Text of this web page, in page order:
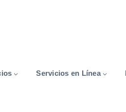
Servicios en Línea